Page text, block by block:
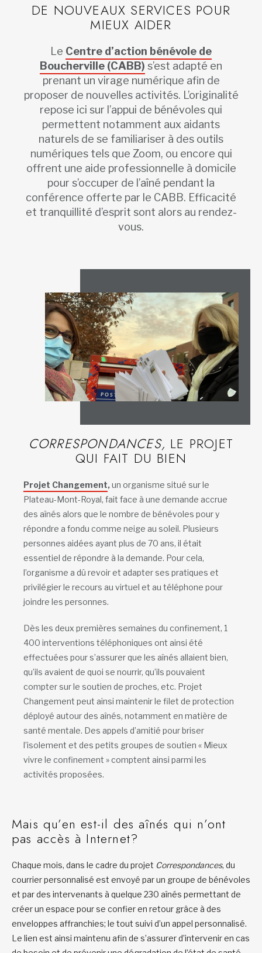
DE NOUVEAUX SERVICES POUR
MIEUX AIDER
Le Centre d’action bénévole de
Boucherville (CABB) s’est adapté en
prenant un virage numérique afin de
proposer de nouvelles activités. L’originalité
repose ici sur l’appui de bénévoles qui
permettent notamment aux aidants
naturels de se familiariser à des outils
numériques tels que Zoom, ou encore qui
offrent une aide professionnelle à domicile
pour s’occuper de l’aîné pendant la
conférence offerte par le CABB. Efficacité
et tranquillité d’esprit sont alors au rendez-
vous.
CORRESPONDANCES, LE PROJET
QUI FAIT DU BIEN
Projet Changement,un organisme situé sur le
Plateau-Mont-Royal, fait face à une demande accrue
des aînés alors que le nombre de bénévoles pour y
répondre a fondu comme neige au soleil. Plusieurs
personnes aidées ayant plus de 70 ans, il était
essentiel de répondre à la demande. Pour cela,
l’organisme a dû revoir et adapter ses pratiques et
privilégier le recours au virtuel et au téléphone pour
joindre les personnes.
Dès les deux premières semaines du confinement, 1
400 interventions téléphoniques ont ainsi été
effectuées pour s’assurer que les aînés allaient bien,
qu’ils avaient de quoi se nourrir, qu’ils pouvaient
compter sur le soutien de proches, etc. Projet
Changement peut ainsi maintenir le filet de protection
déployé autour des aînés, notamment en matière de
santé mentale. Des appels d’amitié pour briser
l’isolement et des petits groupes de soutien « Mieux
vivre le confinement » comptent ainsi parmi les
activités proposées.
Mais qu’en est-il des aînés qui n’ont
pas accès à Internet?
Chaque mois, dans le cadre du projet Correspondances, du
courrier personnalisé est envoyé par un groupe de bénévoles
et par des intervenants à quelque 230 aînés permettant de
créer un espace pour se confier en retour grâce à des
enveloppes affranchies; le tout suivi d’un appel personnalisé.
Le lien est ainsi maintenu afin de s’assurer d’intervenir en cas